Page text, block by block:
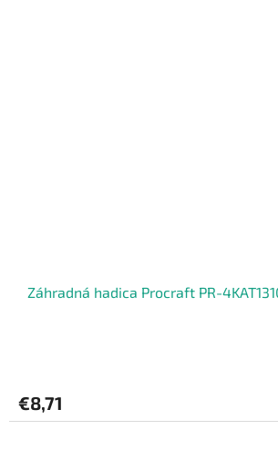
Záhradná hadica Procraft PR-
€8,71